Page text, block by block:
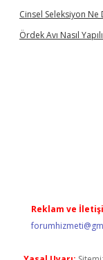
Cinsel Seleksiyon Ne
Ördek Avı Nasıl
Reklam ve